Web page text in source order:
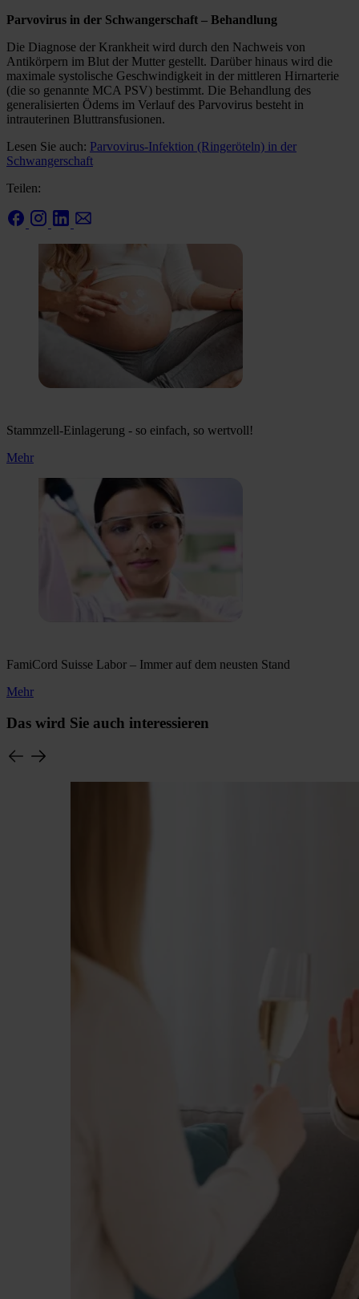
Parvovirus in der Schwangerschaft – Behandlung
Die Diagnose der Krankheit wird durch den Nachweis von
Antikörpern im Blut der Mutter gestellt. Darüber hinaus wird die
maximale systolische Geschwindigkeit in der mittleren Hirnarterie
(die so genannte MCA PSV) bestimmt. Die Behandlung des
generalisierten Ödems im Verlauf des Parvovirus besteht in
intrauterinen Bluttransfusionen.
Lesen Sie auch: Par­vo­vi­rus-Infektion (Ringeröteln) in der
Schwangerschaft
Teilen:
Stammzell-Einlagerung - so einfach, so wertvoll!
Mehr
FamiCord Suisse Labor – Immer auf dem neusten Stand
Mehr
Das wird Sie auch interessieren